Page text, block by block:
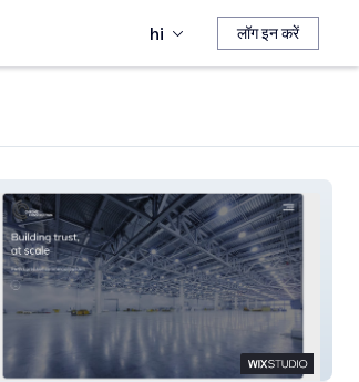
hi लॉग इन करें
Chrome Construction